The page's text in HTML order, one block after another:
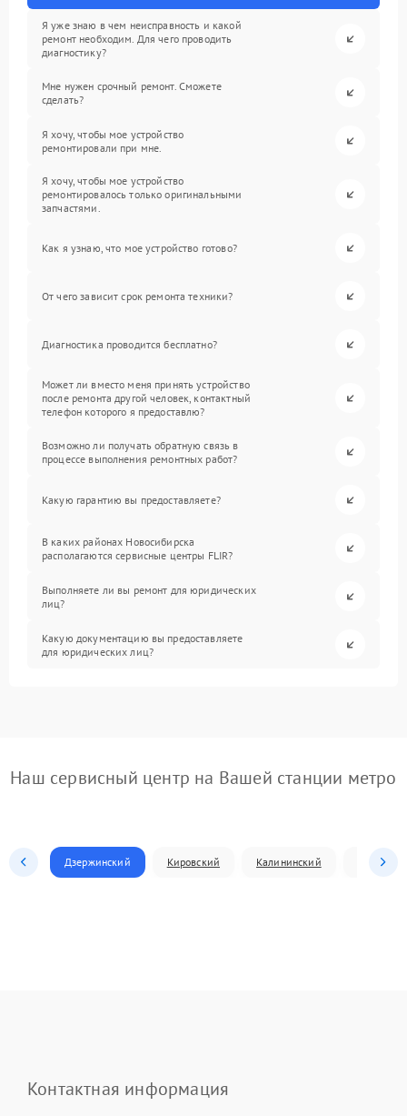
Я уже знаю в чем неисправность и какой
ремонт необходим. Для чего проводить
диагностику?
Мне нужен срочный ремонт. Сможете
сделать?
Я хочу, чтобы мое устройство
ремонтировали при мне.
Я хочу, чтобы мое устройство
ремонтировалось только оригинальными
запчастями.
Как я узнаю, что мое устройство готово?
От чего зависит срок ремонта техники?
Диагностика проводится бесплатно?
Может ли вместо меня принять устройство
после ремонта другой человек, контактный
телефон которого я предоставлю?
Возможно ли получать обратную связь в
процессе выполнения ремонтных работ?
Какую гарантию вы предоставляете?
В каких районах Новосибирска
располагаются сервисные центры FLIR?
Выполняете ли вы ремонт для юридических
лиц?
Какую документацию вы предоставляете
для юридических лиц?
Наш сервисный центр на Вашей станции метро
Дзержинский Кировский Калининский
Контактная информация